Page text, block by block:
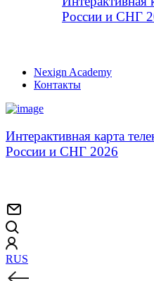
России и СНГ
Nexign Academy
Контакты
Интерактивная карта
России и СНГ 2026
RUS